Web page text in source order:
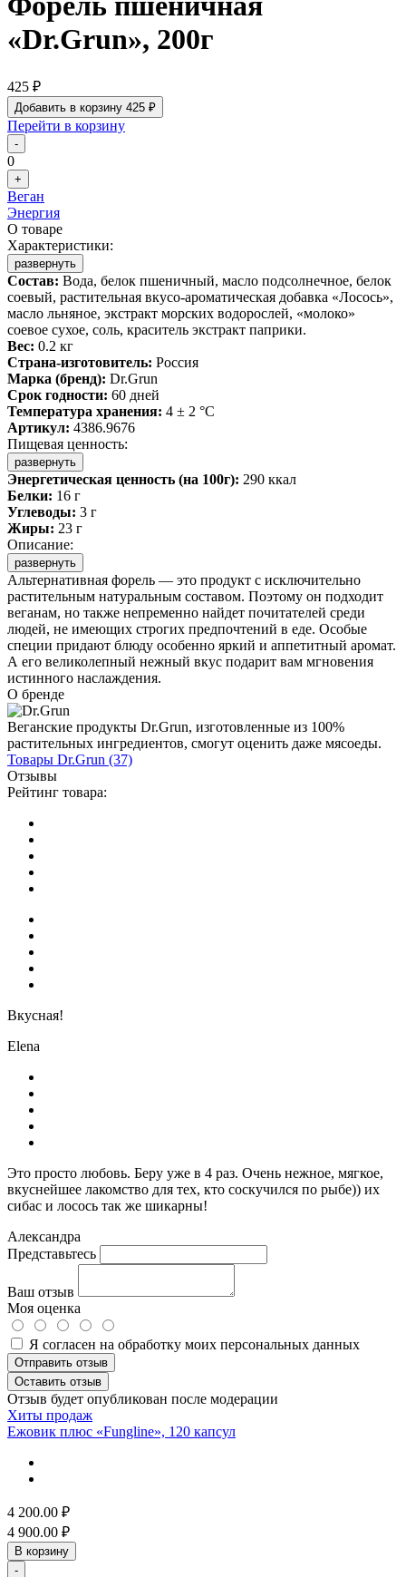
«Dr.Grun», 200г
425 ₽
Добавить в корзину 425 ₽
Перейти в корзину
-
0
+
Веган
Энергия
О товаре
Характеристики:
развернуть
Состав: Вода, белок пшеничный, масло подсолнечное, белок
соевый, растительная вкусо-ароматическая добавка «Лосось»,
масло льняное, экстракт морских водорослей, «молоко»
соевое сухое, соль, краситель экстракт паприки.
Вес: 0.2 кг
Страна-изготовитель: Россия
Марка (бренд): Dr.Grun
Срок годности: 60 дней
Температура хранения: 4 ± 2 °C
Артикул: 4386.9676
Пищевая ценность:
развернуть
Энергетическая ценность (на 100г): 290 ккал
Белки: 16 г
Углеводы: 3 г
Жиры: 23 г
Описание:
развернуть
Альтернативная форель — это продукт с исключительно
растительным натуральным составом. Поэтому он подходит
веганам, но также непременно найдет почитателей среди
людей, не имеющих строгих предпочтений в еде. Особые
специи придают блюду особенно яркий и аппетитный аромат.
А его великолепный нежный вкус подарит вам мгновения
истинного наслаждения.
О бренде
Веганские продукты Dr.Grun, изготовленные из 100%
растительных ингредиентов, смогут оценить даже мясоеды.
Товары Dr.Grun (37)
Отзывы
Рейтинг товара:
Вкусная!
Elena
Это просто любовь. Беру уже в 4 раз. Очень нежное, мягкое,
вкуснейшее лакомство для тех, кто соскучился по рыбе)) их
сибас и лосось так же шикарны!
Александра
Представьтесь
Ваш отзыв
Моя оценка
Я согласен на обработку моих персональных данных
Отправить отзыв
Оставить отзыв
Отзыв будет опубликован после модерации
Хиты продаж
Ежовик плюс «Fungline», 120 капсул
4 200.00 ₽
4 900.00 ₽
В корзину
-